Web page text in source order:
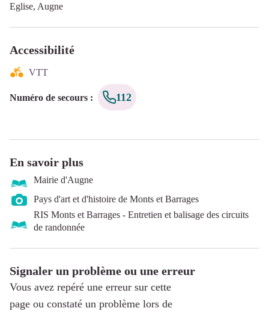
Eglise, Augne
Accessibilité
VTT
Numéro de secours : 112
En savoir plus
Mairie d'Augne
Pays d'art et d'histoire de Monts et Barrages
RIS Monts et Barrages - Entretien et balisage des circuits
de randonnée
Signaler un problème ou une erreur
Vous avez repéré une erreur sur cette
page ou constaté un problème lors de